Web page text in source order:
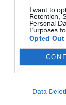
I want to
Retention,
Personal
Purposes
Opted Out
Data
με τα
εξοπλισμό
εγγυάται
ισχυρή